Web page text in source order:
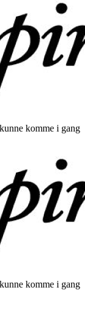
komme i gang
komme i gang